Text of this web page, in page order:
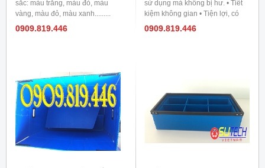
sắc: màu trắng, màu đỏ, màu
vàng, màu đỏ, màu xanh.........
0909.819.446
sử dụng mà không bị hư. • Tiết
kiệm không gian • Tiện lợi, có
thể chất nhiều tầng, dễ mang
nghi trong môi trường ẩm ướt và
Sử dụng được nhiều lần, vv..
0909.819.446